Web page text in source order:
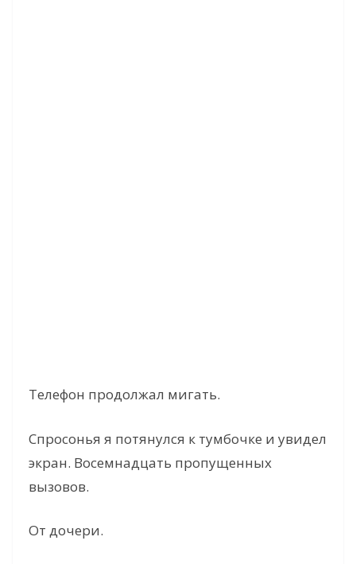
Телефон продолжал мигать.
Спросонья я потянулся к тумбочке и увидел
экран. Восемнадцать пропущенных
вызовов.
От дочери.